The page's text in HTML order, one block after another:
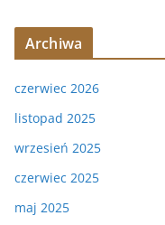
Archiwa
czerwiec 2026
listopad 2025
wrzesień 2025
czerwiec 2025
maj 2025